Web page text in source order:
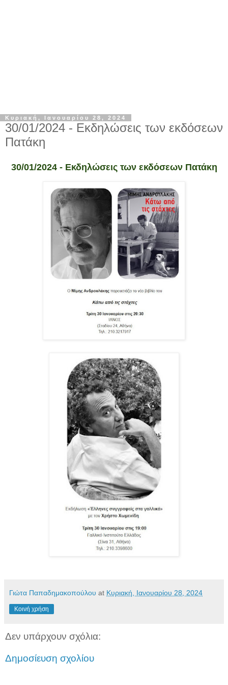
Κυριακή, Ιανουαρίου 28, 2024
30/01/2024 - Εκδηλώσεις των εκδόσεων
Πατάκη
30/01/2024 - Εκδηλώσεις των εκδόσεων Πατάκη
Γιώτα Παπαδημακοπούλου at Κυριακή, Ιανουαρίου 28, 2024
Κοινή χρήση
Δεν υπάρχουν σχόλια:
Δημοσίευση σχολίου